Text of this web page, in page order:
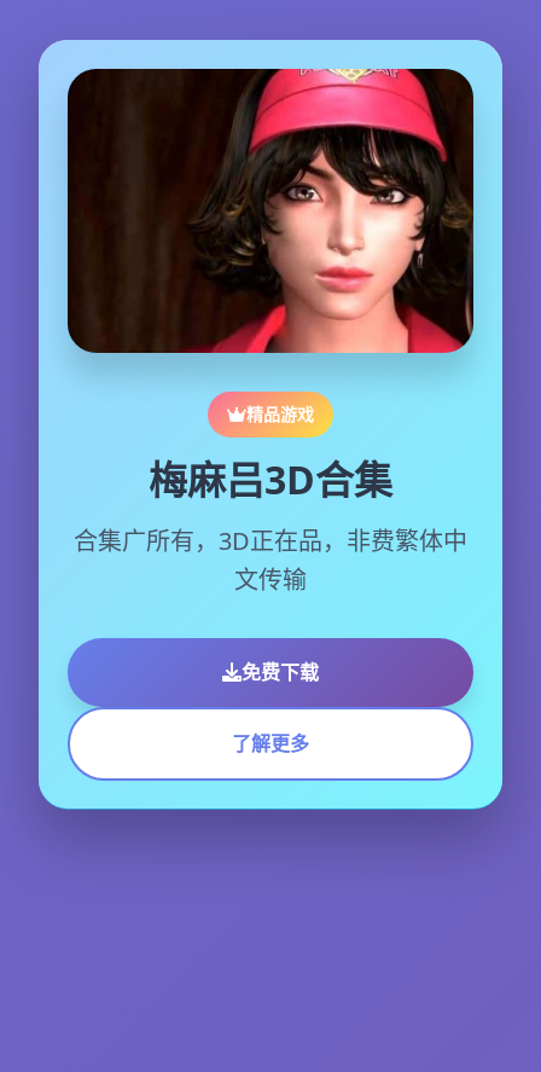
精品游戏
梅麻吕3D合集
合集广所有，3D正在品，非费繁体中
文传输
免费下载
了解更多